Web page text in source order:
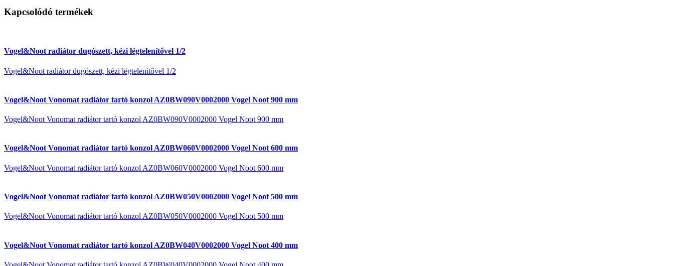
Kapcsolódó termékek
Vogel&Noot radiátor dugószett, kézi légtelenítővel 1/2
Vogel&Noot radiátor dugószett, kézi légtelenítővel 1/2
Vogel&Noot Vonomat radiátor tartó konzol AZ0BW090V0002000 Vogel Noot 900 mm
Vogel&Noot Vonomat radiátor tartó konzol AZ0BW090V0002000 Vogel Noot 900 mm
Vogel&Noot Vonomat radiátor tartó konzol AZ0BW060V0002000 Vogel Noot 600 mm
Vogel&Noot Vonomat radiátor tartó konzol AZ0BW060V0002000 Vogel Noot 600 mm
Vogel&Noot Vonomat radiátor tartó konzol AZ0BW050V0002000 Vogel Noot 500 mm
Vogel&Noot Vonomat radiátor tartó konzol AZ0BW050V0002000 Vogel Noot 500 mm
Vogel&Noot Vonomat radiátor tartó konzol AZ0BW040V0002000 Vogel Noot 400 mm